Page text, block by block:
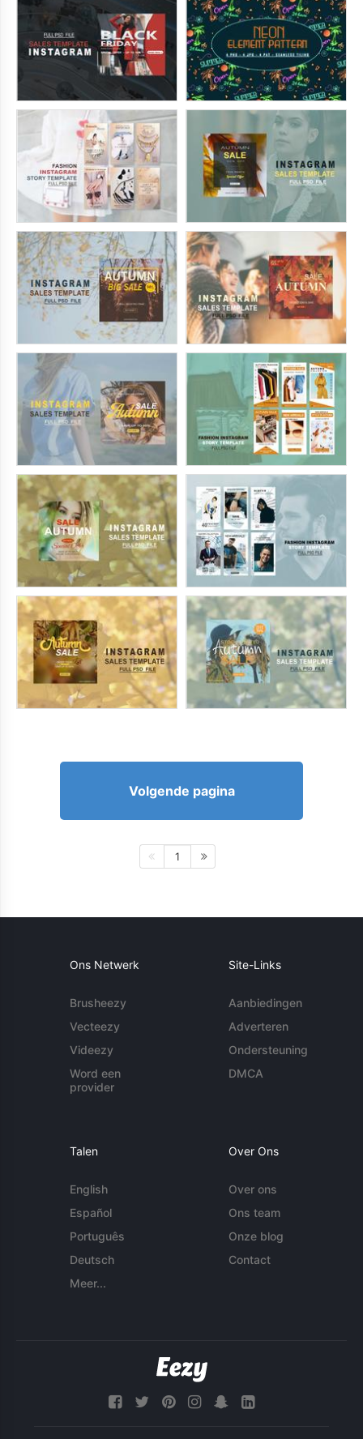
Volgende pagina
1
Ons Netwerk
Brusheezy
Vecteezy
Videezy
Word een
provider
Site-Links
Aanbiedingen
Adverteren
Ondersteuning
DMCA
Talen
English
Español
Português
Deutsch
Meer...
Over Ons
Over ons
Ons team
Onze blog
Contact